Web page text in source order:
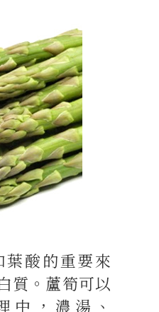
酸的重要來
質。蘆筍可以
中，濃湯、